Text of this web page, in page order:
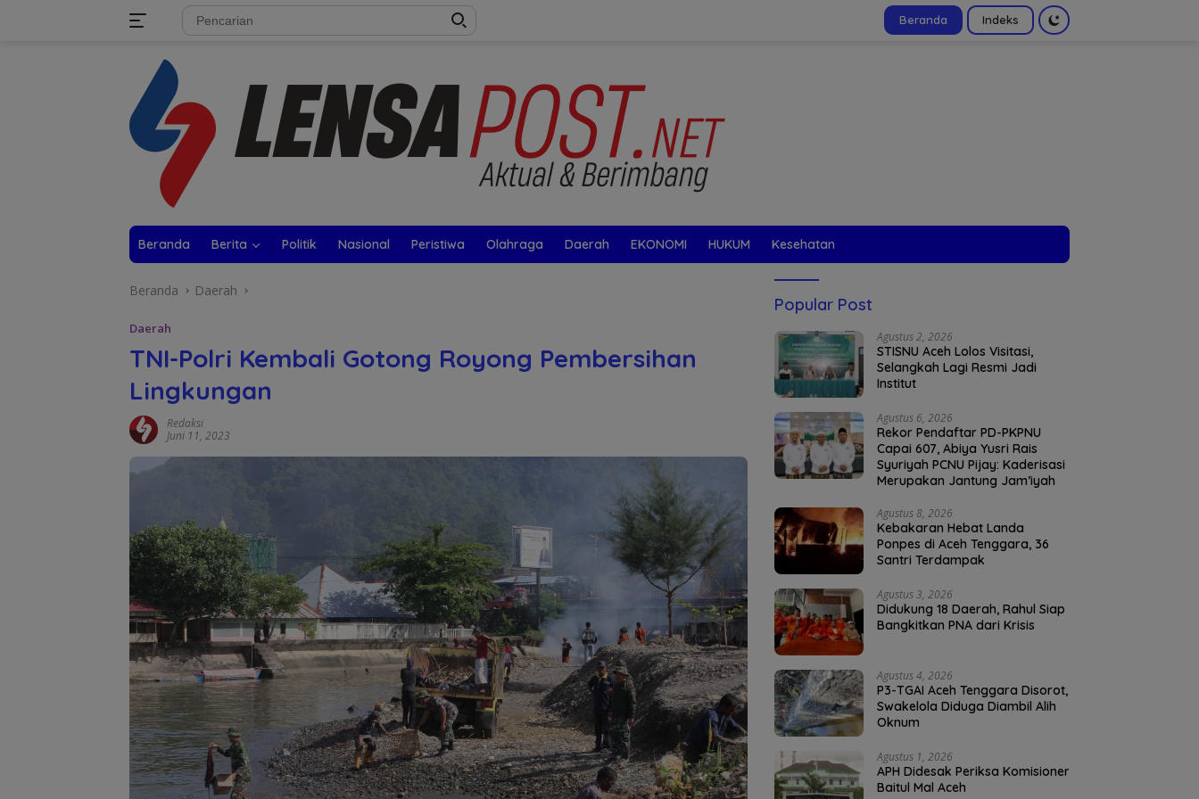
Beranda Indeks
Beranda Berita Politik Nasional Peristiwa Olahraga Daerah EKONOMI HUKUM Kesehatan
Beranda Daerah
Daerah
TNI-Polri Kembali Gotong Royong Pembersihan
Lingkungan
Redaksi
Juni 11, 2023
Popular Post
Agustus 2, 2026
STISNU Aceh Lolos Visitasi,
Selangkah Lagi Resmi Jadi
Institut
Agustus 6, 2026
Rekor Pendaftar PD-PKPNU
Capai 607, Abiya Yusri Rais
Syuriyah PCNU Pijay: Kaderisasi
Merupakan Jantung Jam’iyah
Agustus 8, 2026
Kebakaran Hebat Landa
Ponpes di Aceh Tenggara, 36
Santri Terdampak
Agustus 3, 2026
Didukung 18 Daerah, Rahul Siap
Bangkitkan PNA dari Krisis
Agustus 4, 2026
P3-TGAI Aceh Tenggara Disorot,
Swakelola Diduga Diambil Alih
Oknum
Agustus 1, 2026
APH Didesak Periksa Komisioner
Baitul Mal Aceh